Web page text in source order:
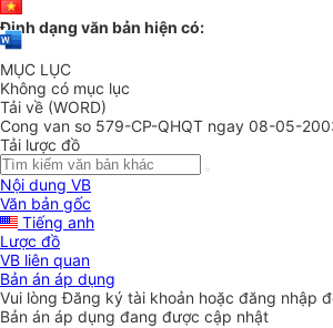
Định dạng văn bản hiện có:
MỤC LỤC
Không có mục lục
Tải về (WORD)
Cong van so 579-CP-QHQT ngay 08-05-
Tải lược đồ
Nội dung VB
Văn bản gốc
Tiếng anh
Lược đồ
VB liên quan
Bản án áp dụng
Vui lòngĐăng ký tài khoản hoặc đăng nhập
Bản án áp dụng đang được cập nhật